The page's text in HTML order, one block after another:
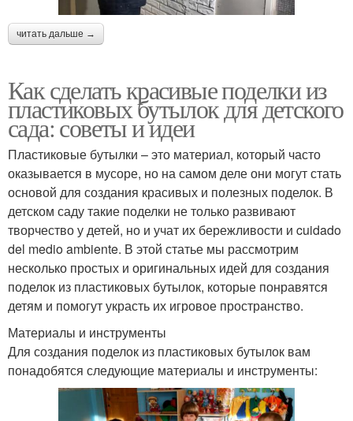
читать дальше →
Как сделать красивые поделки из
пластиковых бутылок для детского
сада: советы и идеи
Пластиковые бутылки – это материал, который часто
оказывается в мусоре, но на самом деле они могут стать
основой для создания красивых и полезных поделок. В
детском саду такие поделки не только развивают
творчество у детей, но и учат их бережливости и cuidado
del medio ambiente. В этой статье мы рассмотрим
несколько простых и оригинальных идей для создания
поделок из пластиковых бутылок, которые понравятся
детям и помогут украсть их игровое пространство.
Материалы и инструменты
Для создания поделок из пластиковых бутылок вам
понадобятся следующие материалы и инструменты: